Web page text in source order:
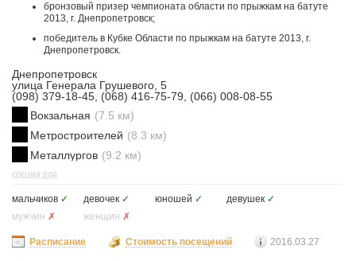
бронзовый призер чемпионата области по прыжкам на батуте
2013, г. Днепропетровск;
победитель в Кубке Области по прыжкам на батуте 2013, г.
Днепропетровск.
Днепропетровск
улица Генерала Грушевого, 5
(098) 379-18-45, (068) 416-75-79, (066) 008-08-55
Вокзальная (7.5 км)
Метростроителей (8.3 км)
Металлургов (9.2 км)
СЕКЦИЯ ДЛЯ
мальчиков ✓ девочек ✓ юношей ✓ девушек ✓
мужчин ✗ женщин ✗
Расписание Стоимость посещений 2016.03.27